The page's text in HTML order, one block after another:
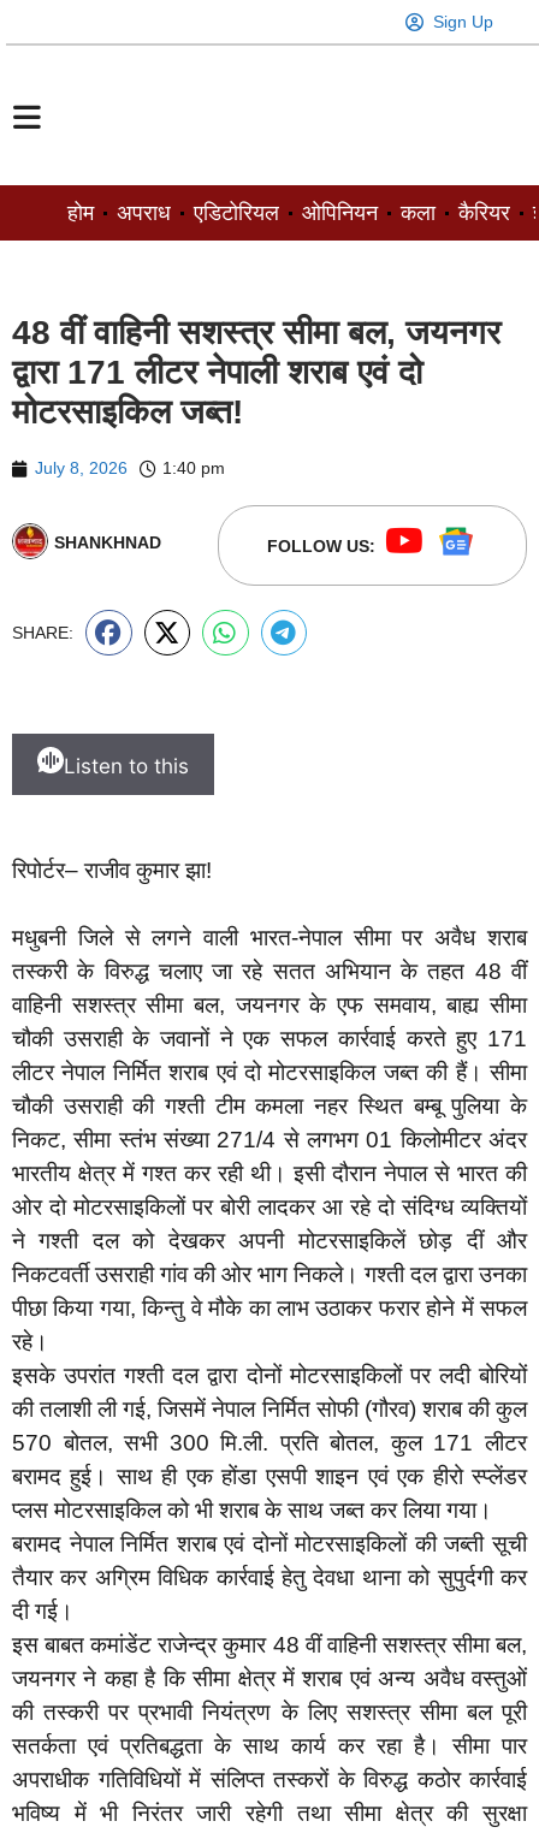
Sign Up
होम अपराध एडिटोरियल ओपिनियन कला कैरियर
48 वीं वाहिनी सशस्त्र सीमा बल, जयनगर
द्वारा 171 लीटर नेपाली शराब एवं दो
मोटरसाइकिल जब्त!
July 8, 2026 1:40 pm
SHANKHNAD FOLLOW US:
SHARE:
Listen to this
रिपोर्टर– राजीव कुमार झा!
मधुबनी जिले से लगने वाली भारत-नेपाल सीमा पर अवैध शराब
तस्करी के विरुद्ध चलाए जा रहे सतत अभियान के तहत 48 वीं
वाहिनी सशस्त्र सीमा बल, जयनगर के एफ समवाय, बाह्य सीमा
चौकी उसराही के जवानों ने एक सफल कार्रवाई करते हुए 171
लीटर नेपाल निर्मित शराब एवं दो मोटरसाइकिल जब्त की हैं। सीमा
चौकी उसराही की गश्ती टीम कमला नहर स्थित बम्बू पुलिया के
निकट, सीमा स्तंभ संख्या 271/4 से लगभग 01 किलोमीटर अंदर
भारतीय क्षेत्र में गश्त कर रही थी। इसी दौरान नेपाल से भारत की
ओर दो मोटरसाइकिलों पर बोरी लादकर आ रहे दो संदिग्ध व्यक्तियों
ने गश्ती दल को देखकर अपनी मोटरसाइकिलें छोड़ दीं और
निकटवर्ती उसराही गांव की ओर भाग निकले। गश्ती दल द्वारा उनका
पीछा किया गया, किन्तु वे मौके का लाभ उठाकर फरार होने में सफल
रहे।
इसके उपरांत गश्ती दल द्वारा दोनों मोटरसाइकिलों पर लदी बोरियों
की तलाशी ली गई, जिसमें नेपाल निर्मित सोफी (गौरव) शराब की कुल
570 बोतल, सभी 300 मि.ली. प्रति बोतल, कुल 171 लीटर
बरामद हुई। साथ ही एक होंडा एसपी शाइन एवं एक हीरो स्प्लेंडर
प्लस मोटरसाइकिल को भी शराब के साथ जब्त कर लिया गया।
बरामद नेपाल निर्मित शराब एवं दोनों मोटरसाइकिलों की जब्ती सूची
तैयार कर अग्रिम विधिक कार्रवाई हेतु देवधा थाना को सुपुर्दगी कर
दी गई।
इस बाबत कमांडेंट राजेन्द्र कुमार 48 वीं वाहिनी सशस्त्र सीमा बल,
जयनगर ने कहा है कि सीमा क्षेत्र में शराब एवं अन्य अवैध वस्तुओं
की तस्करी पर प्रभावी नियंत्रण के लिए सशस्त्र सीमा बल पूरी
सतर्कता एवं प्रतिबद्धता के साथ कार्य कर रहा है। सीमा पार
अपराधीक गतिविधियों में संलिप्त तस्करों के विरुद्ध कठोर कार्रवाई
भविष्य में भी निरंतर जारी रहेगी तथा सीमा क्षेत्र की सुरक्षा